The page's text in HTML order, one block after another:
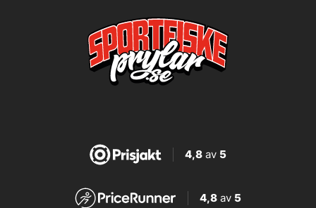
4,8av 5
4,8 av 5